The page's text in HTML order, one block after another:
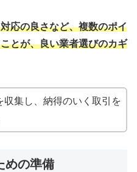
応の良さなど、複数のポイ
とが、良い業者選びのカギ
収集し、納得のいく取引を
めの準備